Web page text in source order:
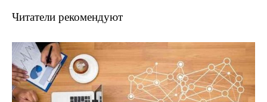
Читатели рекомендуют